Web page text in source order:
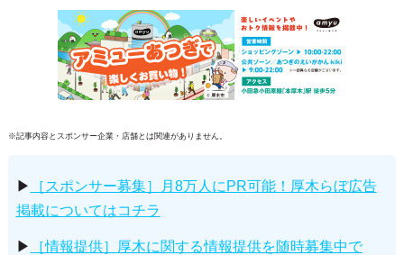
※記事内容とスポンサー企業・店舗とは関連がありません。
▶
［スポンサー募集］月8万人にPR可能！厚木らぼ広告
掲載についてはコチラ
▶ ［情報提供］厚木に関する情報提供を随時募集中で